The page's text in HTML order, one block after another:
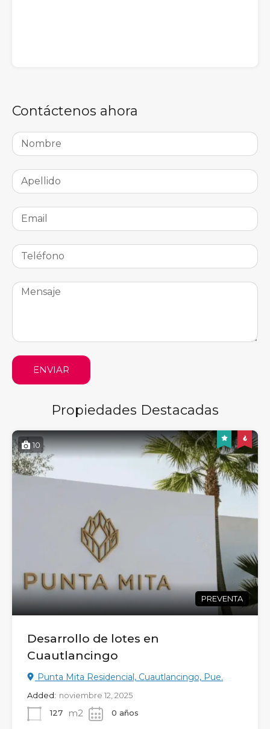
Contáctenos ahora
ENVIAR
Propiedades Destacadas
10
PREVENTA
Desarrollo de lotes en
Cuautlancingo
Punta Mita Residencial, Cuautlancingo, Pue.
Added: noviembre 12, 2025
127
m2 0 años